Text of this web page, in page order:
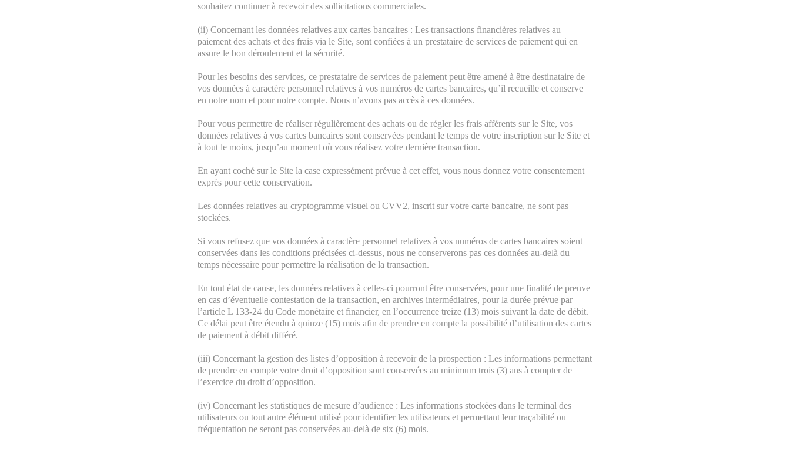
souhaitez continuer à recevoir des sollicitations commerciales.
(ii) Concernant les données relatives aux cartes bancaires : Les transactions financières relatives au
paiement des achats et des frais via le Site, sont confiées à un prestataire de services de paiement qui en
assure le bon déroulement et la sécurité.
Pour les besoins des services, ce prestataire de services de paiement peut être amené à être destinataire de
vos données à caractère personnel relatives à vos numéros de cartes bancaires, qu’il recueille et conserve
en notre nom et pour notre compte. Nous n’avons pas accès à ces données.
Pour vous permettre de réaliser régulièrement des achats ou de régler les frais afférents sur le Site, vos
données relatives à vos cartes bancaires sont conservées pendant le temps de votre inscription sur le Site et
à tout le moins, jusqu’au moment où vous réalisez votre dernière transaction.
En ayant coché sur le Site la case expressément prévue à cet effet, vous nous donnez votre consentement
exprès pour cette conservation.
Les données relatives au cryptogramme visuel ou CVV2, inscrit sur votre carte bancaire, ne sont pas
stockées.
Si vous refusez que vos données à caractère personnel relatives à vos numéros de cartes bancaires soient
conservées dans les conditions précisées ci-dessus, nous ne conserverons pas ces données au-delà du
temps nécessaire pour permettre la réalisation de la transaction.
En tout état de cause, les données relatives à celles-ci pourront être conservées, pour une finalité de preuve
en cas d’éventuelle contestation de la transaction, en archives intermédiaires, pour la durée prévue par
l’article L 133-24 du Code monétaire et financier, en l’occurrence treize (13) mois suivant la date de débit.
Ce délai peut être étendu à quinze (15) mois afin de prendre en compte la possibilité d’utilisation des cartes
de paiement à débit différé.
(iii) Concernant la gestion des listes d’opposition à recevoir de la prospection : Les informations permettant
de prendre en compte votre droit d’opposition sont conservées au minimum trois (3) ans à compter de
l’exercice du droit d’opposition.
(iv) Concernant les statistiques de mesure d’audience : Les informations stockées dans le terminal des
utilisateurs ou tout autre élément utilisé pour identifier les utilisateurs et permettant leur traçabilité ou
fréquentation ne seront pas conservées au-delà de six (6) mois.